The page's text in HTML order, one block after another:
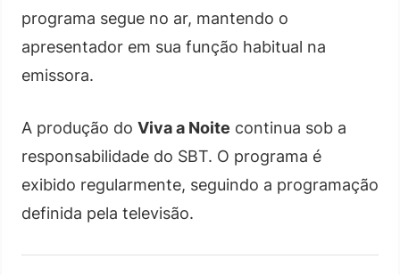
programa segue no ar, mantendo o
apresentador em sua função habitual na
emissora.
A produção do Viva a Noite continua sob a
responsabilidade do SBT. O programa é
exibido regularmente, seguindo a programação
definida pela televisão.